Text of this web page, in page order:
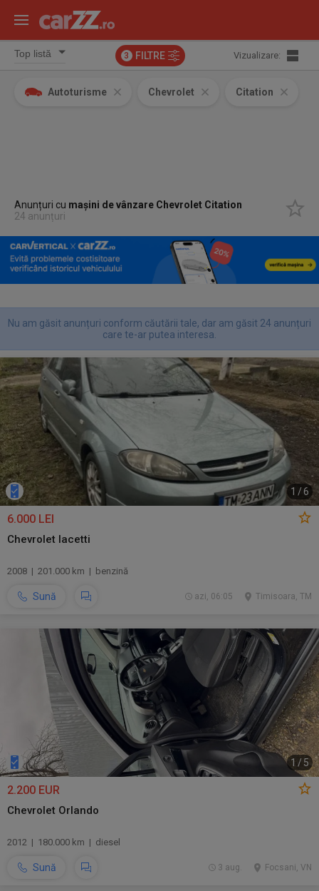
3 FILTRE Vizualizare:
Autoturisme Chevrolet Citation
Anunțuri cu mașini de vânzare Chevrolet Citation
24 anunțuri
Nu am găsit anunțuri conform căutării tale, dar am găsit 24 anunțuri
care te-ar putea interesa.
1 /6
6.000 LEI
Chevrolet lacetti
2008 | 201.000 km | benzină
Sună Timisoara, TM
azi, 06:05
1 / 5
2.200 EUR
Chevrolet Orlando
2012 | 180.000 km | diesel
Sună Focsani, VN
3 aug.